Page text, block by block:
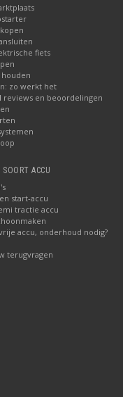
fiets
zo werkt het
reviews en beoordelingen
SOORT ACCU
start-accu
tractie accu
accu, onderhoud nodig?
terugvragen